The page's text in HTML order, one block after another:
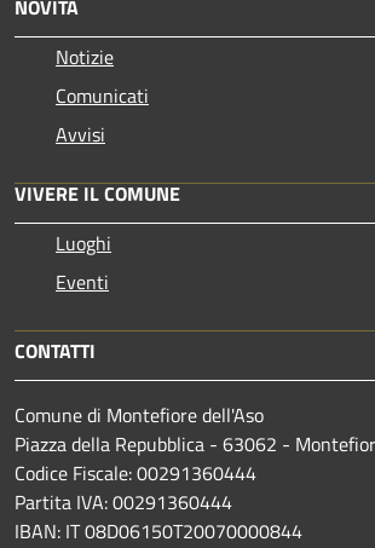
NOVITÀ
Notizie
Comunicati
Avvisi
VIVERE IL COMUNE
Luoghi
Eventi
CONTATTI
Comune di Montefiore dell'Aso
Piazza della Repubblica - 63062 -
Codice Fiscale: 00291360444
Partita IVA: 00291360444
IBAN: IT 08D06150T20070000844